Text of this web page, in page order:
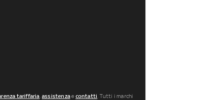
tariffaria,assistenzae contatti. Tutti i marchi